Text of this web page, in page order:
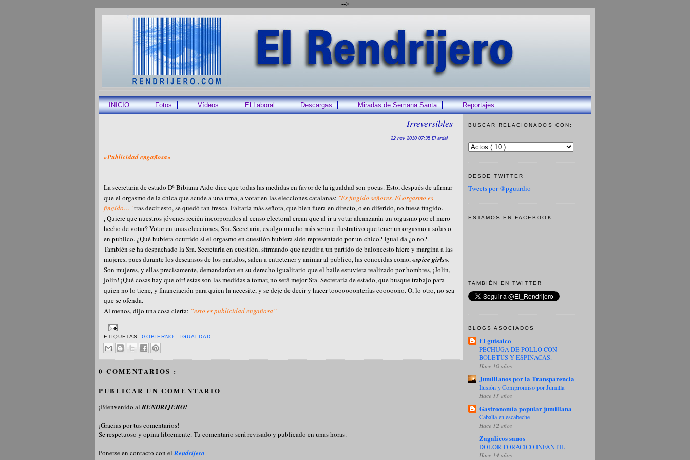
-->
INICIO Fotos Vídeos El Laboral Descargas Miradas de Semana Santa Reportajes
Irreversibles
22 nov 2010 07:35 El ardal
«Publicidad engañosa»
La secretaria de estado Dª Bibiana Aido dice que todas las medidas en favor de la igualdad son pocas. Esto, después de afirmar
que el orgasmo de la chica que acude a una urna, a votar en las elecciones catalanas: "Es fingido señores. El orgasmo es
fingido…"tras decir esto, se quedó tan fresca. Faltaría más señora, que bien fuera en directo, o en diferido, no fuese fingido.
¿Quiere que nuestros jóvenes recién incorporados al censo electoral crean que al ir a votar alcanzarán un orgasmo por el mero
hecho de votar? Votar en unas elecciones, Sra. Secretaria, es algo mucho más serio e ilustrativo que tener un orgasmo a solas o
en publico. ¿Qué hubiera ocurrido si el orgasmo en cuestión hubiera sido representado por un chico? Igual-da ¿o no?.
También se ha despachado la Sra. Secretaria en cuestión, sfirmando que acudir a un partido de baloncesto hiere y margina a las
mujeres, pues durante los descansos de los partidos, salen a entretener y animar al publico, las conocidas como, «spice girls».
Son mujeres, y ellas precisamente, demandarían en su derecho igualitario que el baile estuviera realizado por hombres, ¡Jolin,
jolin! ¡Qué cosas hay que oír! estas son las medidas a tomar, no será mejor Sra. Secretaria de estado, que busque trabajo para
quien no lo tiene, y financiación para quien la necesite, y se deje de decir y hacer tooooooonterías coooooño. O, lo otro, no sea
que se ofenda.
Al menos, dijo una cosa cierta: “esto es publicidad engañosa”
ETIQUETAS:GOBIERNO IGUALDAD
0 COMENTARIOS :
PUBLICAR UN COMENTARIO
¡Bienvenido alRENDRIJERO!
¡Gracias por tus comentarios!
Se respetuoso y opina libremente. Tu comentario será revisado y publicado en unas horas.
Ponerse en contacto con elRendrijero
BUSCAR RELACIONADOS CON:
DESDE TWITTER
Tweets por @pguardio
ESTAMOS EN FACEBOOK
TAMBIÉN EN TWITTER
BLOGS ASOCIADOS
El guisaico
PECHUGA DE POLLO CON
BOLETUS Y ESPINACAS.
Hace 10 años
Jumillanos por la Transparencia
Ilusión y Compromiso por Jumilla
Hace 11 años
Gastronomía popular jumillana
Caballa en escabeche
Hace 12 años
Zagalicos sanos
DOLOR TORACICO INFANTIL
Hace 14 años